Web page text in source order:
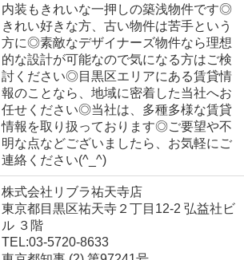
内装もきれいな一押しの築浅物件です◎
きれい好きな方、古い物件は苦手という
方に◎素敵なデザイナーズ物件なら理想
的な設計が可能なので気になる方はご検
討ください◎目黒区エリアにある賃貸情
報のことなら、地域に密着した当社へお
任せください◎当社は、多種多様な賃貸
情報を取り扱っております◎ご要望や不
明な点などございましたら、お気軽にご
連絡ください(^_^)
株式会社リブラ祐天寺店
東京都目黒区祐天寺２丁目12-2 弘益社ビ
ル ３階
TEL:03-5720-8633